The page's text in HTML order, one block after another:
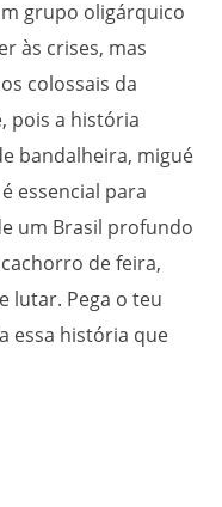
grupo oligárquico
às crises, mas
colossais da
pois a história
bandalheira, migué
essencial para
um Brasil profundo
de feira,
lutar. Pega o teu
essa história que